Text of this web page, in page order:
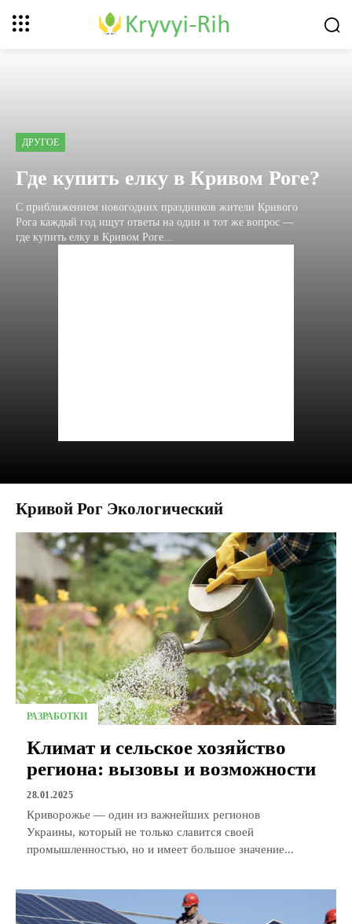
ДРУГОЕ
Где купить елку в Кривом Роге?
С приближением новогодних праздников жители Кривого
Рога каждый год ищут ответы на один и тот же вопрос —
где купить елку в Кривом Роге...
Кривой Рог Экологический
РАЗРАБОТКИ
Климат и сельское хозяйство
региона: вызовы и возможности
28.01.2025
Криворожье — один из важнейших регионов
Украины, который не только славится своей
промышленностью, но и имеет большое значение...